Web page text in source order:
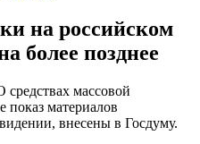
на российском
более позднее
массовой
материалов
внесены в Госдуму.